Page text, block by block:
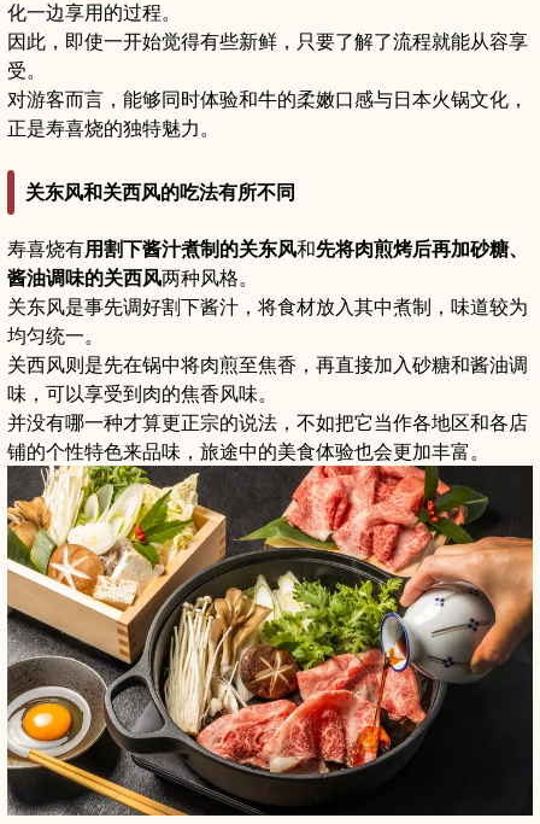
化一边享用的过程。
因此，即使一开始觉得有些新鲜，只要了解了流程就能从容享
受。
对游客而言，能够同时体验和牛的柔嫩口感与日本火锅文化，
正是寿喜烧的独特魅力。
关东风和关西风的吃法有所不同
寿喜烧有用割下酱汁煮制的关东风和先将肉煎烤后再加砂糖、
酱油调味的关西风两种风格。
关东风是事先调好割下酱汁，将食材放入其中煮制，味道较为
均匀统一。
关西风则是先在锅中将肉煎至焦香，再直接加入砂糖和酱油调
味，可以享受到肉的焦香风味。
并没有哪一种才算更正宗的说法，不如把它当作各地区和各店
铺的个性特色来品味，旅途中的美食体验也会更加丰富。